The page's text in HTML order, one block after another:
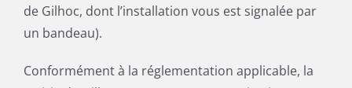
de Gilhoc, dont l’installation vous est signalée par
un bandeau).
Conformément à la réglementation applicable, la